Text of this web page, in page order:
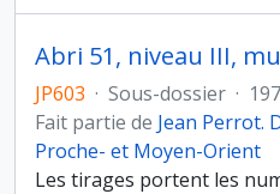
Abri 51, niveau III,
JP603 · Sous-dossier ·
Fait partie de Jean Perrot.
Proche- et Moyen-Orient
Les tirages portent les